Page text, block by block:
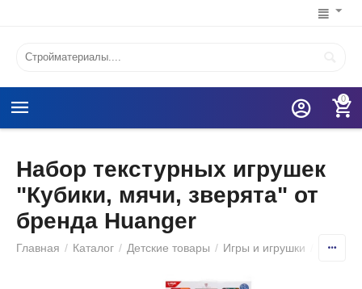
0
Набор текстурных игрушек
"Кубики, мячи, зверята" от
бренда Huanger
Главная / Каталог / Детские товары / Игры и игрушки